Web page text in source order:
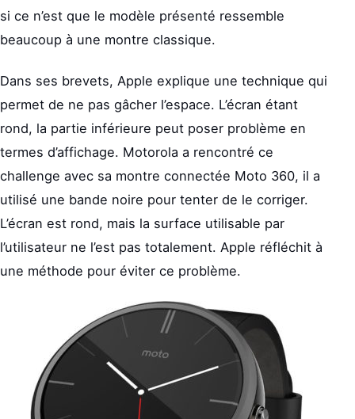
si ce n’est que le modèle présenté ressemble
beaucoup à une montre classique.
Dans ses brevets, Apple explique une technique qui
permet de ne pas gâcher l’espace. L’écran étant
rond, la partie inférieure peut poser problème en
termes d’affichage. Motorola a rencontré ce
challenge avec sa montre connectée Moto 360, il a
utilisé une bande noire pour tenter de le corriger.
L’écran est rond, mais la surface utilisable par
l’utilisateur ne l’est pas totalement. Apple réfléchit à
une méthode pour éviter ce problème.